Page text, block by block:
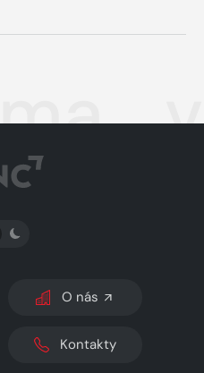
PŘEPNOUT SVĚTLÝ/TMAVÝ REŽIM
O nás
Kontakty